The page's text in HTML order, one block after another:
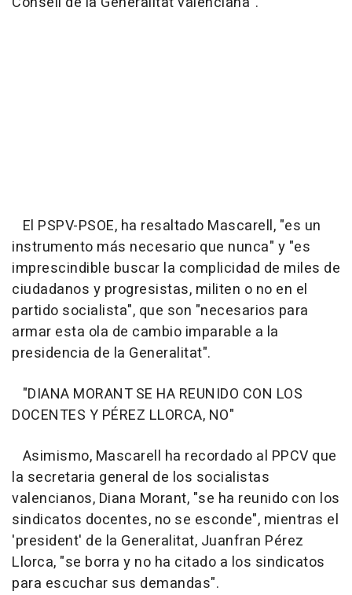
El PSPV-PSOE, ha resaltado Mascarell, "es un
instrumento más necesario que nunca" y "es
imprescindible buscar la complicidad de miles de
ciudadanos y progresistas, militen o no en el
partido socialista", que son "necesarios para
armar esta ola de cambio imparable a la
presidencia de la Generalitat".
"DIANA MORANT SE HA REUNIDO CON LOS
DOCENTES Y PÉREZ LLORCA, NO"
Asimismo, Mascarell ha recordado al PPCV que
la secretaria general de los socialistas
valencianos, Diana Morant, "se ha reunido con los
sindicatos docentes, no se esconde", mientras el
'president' de la Generalitat, Juanfran Pérez
Llorca, "se borra y no ha citado a los sindicatos
para escuchar sus demandas".